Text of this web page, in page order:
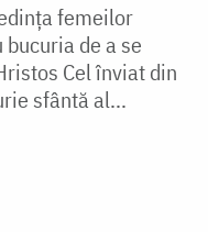
femeilor
de a se
Cel înviat din
sfântă al...